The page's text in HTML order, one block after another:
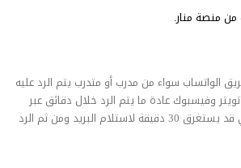
منصة منار.
الواتساب سواء من مدرب أو متدرب يتم الرد عليه
وفيسبوك عادة ما يتم الرد خلال دقائق عبر
المحادثة. البريد الإلكتروني قد يستغرق 30 دقيقة لاستلام البريد ومن ثم الرد